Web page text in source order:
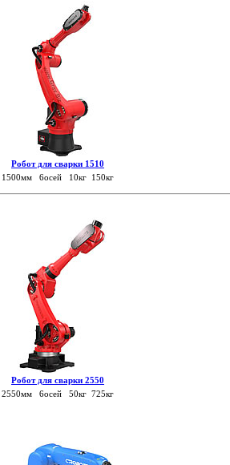
Робот для сварки 1510
1500мм 6осей 10кг 150кг
Робот для сварки 2550
2550мм 6осей 50кг 725кг